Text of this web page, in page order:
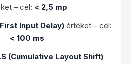
– cél: < 2,5 mp
Input Delay)értéket – cél:
< 100 ms
(Cumulative Layout Shift)